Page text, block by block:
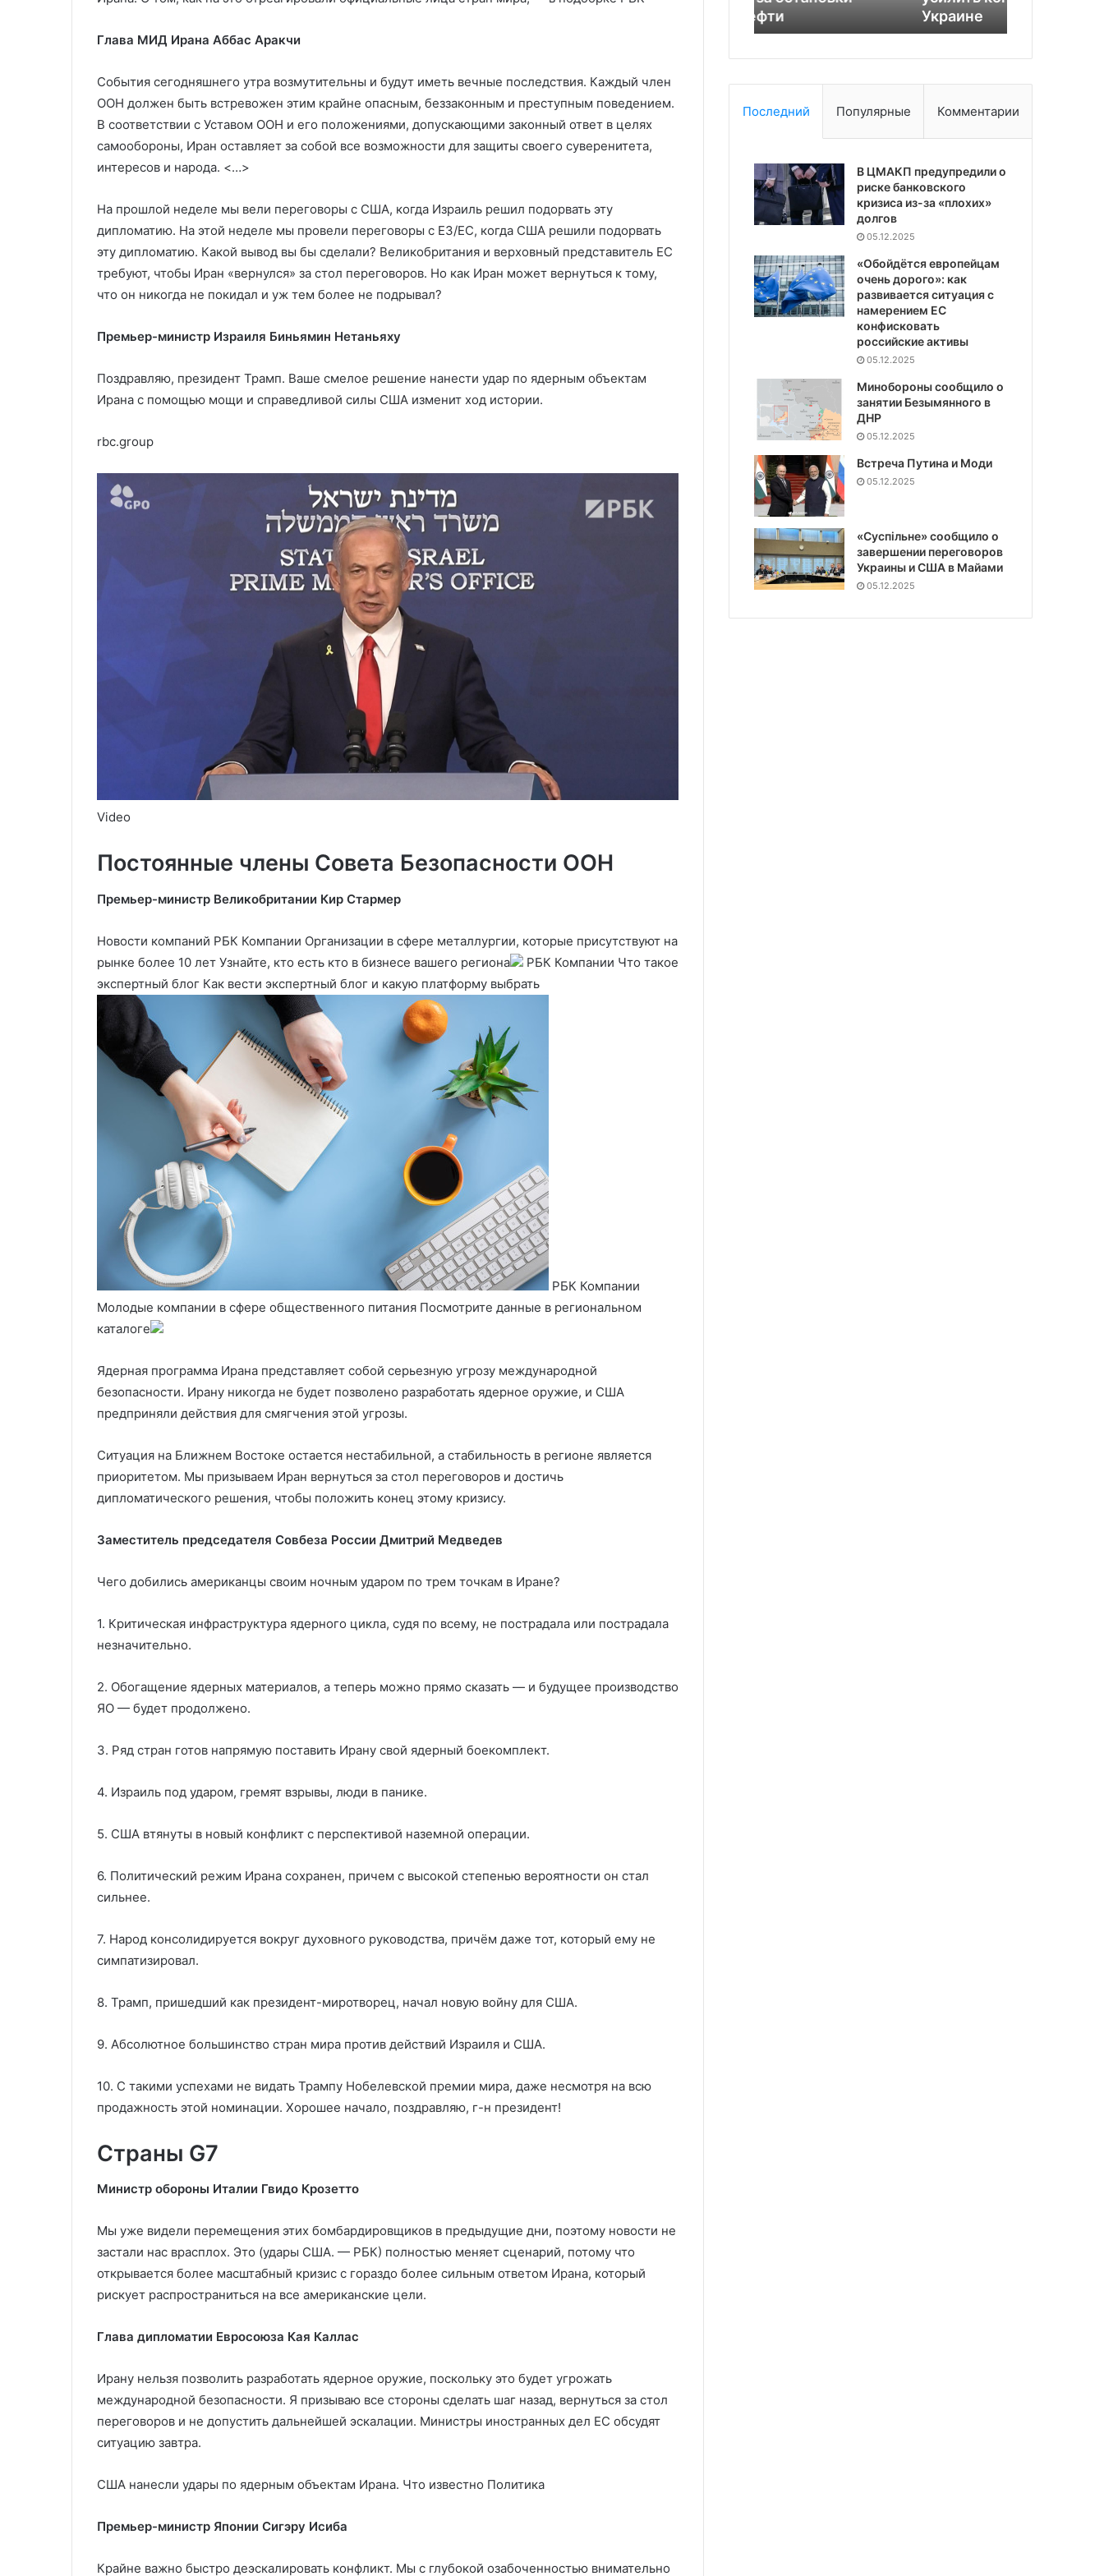
Глава МИД Ирана Аббас Аракчи
События сегодняшнего утра возмутительны и будут иметь вечные последствия. Каждый член
ООН должен быть встревожен этим крайне опасным, беззаконным и преступным поведением.
В соответствии с Уставом ООН и его положениями, допускающими законный ответ в целях
самообороны, Иран оставляет за собой все возможности для защиты своего суверенитета,
интересов и народа. <…>
На прошлой неделе мы вели переговоры с США, когда Израиль решил подорвать эту
дипломатию. На этой неделе мы провели переговоры с E3/ЕС, когда США решили подорвать
эту дипломатию. Какой вывод вы бы сделали? Великобритания и верховный представитель ЕС
требуют, чтобы Иран «вернулся» за стол переговоров. Но как Иран может вернуться к тому,
что он никогда не покидал и уж тем более не подрывал?
Премьер-министр Израиля Биньямин Нетаньяху
Поздравляю, президент Трамп. Ваше смелое решение нанести удар по ядерным объектам
Ирана с помощью мощи и справедливой силы США изменит ход истории.
rbc.group
Video
Постоянные члены Совета Безопасности ООН
Премьер-министр Великобритании Кир Стармер
Новости компаний РБК Компании Организации в сфере металлургии, которые присутствуют на
рынке более 10 лет Узнайте, кто есть кто в бизнесе вашего региона
РБК Компании Что такое
экспертный блог Как вести экспертный блог и какую платформу выбрать
РБК Компании
Молодые компании в сфере общественного питания Посмотрите данные в региональном
каталоге
Ядерная программа Ирана представляет собой серьезную угрозу международной
безопасности. Ирану никогда не будет позволено разработать ядерное оружие, и США
предприняли действия для смягчения этой угрозы.
Ситуация на Ближнем Востоке остается нестабильной, а стабильность в регионе является
приоритетом. Мы призываем Иран вернуться за стол переговоров и достичь
дипломатического решения, чтобы положить конец этому кризису.
Заместитель председателя Совбеза России Дмитрий Медведев
Чего добились американцы своим ночным ударом по трем точкам в Иране?
1. Критическая инфраструктура ядерного цикла, судя по всему, не пострадала или пострадала
незначительно.
2. Обогащение ядерных материалов, а теперь можно прямо сказать — и будущее производство
ЯО — будет продолжено.
3. Ряд стран готов напрямую поставить Ирану свой ядерный боекомплект.
4. Израиль под ударом, гремят взрывы, люди в панике.
5. США втянуты в новый конфликт с перспективой наземной операции.
6. Политический режим Ирана сохранен, причем с высокой степенью вероятности он стал
сильнее.
7. Народ консолидируется вокруг духовного руководства, причём даже тот, который ему не
симпатизировал.
8. Трамп, пришедший как президент-миротворец, начал новую войну для США.
9. Абсолютное большинство стран мира против действий Израиля и США.
10. С такими успехами не видать Трампу Нобелевской премии мира, даже несмотря на всю
продажность этой номинации. Хорошее начало, поздравляю, г-н президент!
Страны G7
Министр обороны Италии Гвидо Крозетто
Мы уже видели перемещения этих бомбардировщиков в предыдущие дни, поэтому новости не
застали нас врасплох. Это (удары США. — РБК) полностью меняет сценарий, потому что
открывается более масштабный кризис c гораздо более сильным ответом Ирана, который
рискует распространиться на все американские цели.
Глава дипломатии Евросоюза Кая Каллас
Ирану нельзя позволить разработать ядерное оружие, поскольку это будет угрожать
международной безопасности. Я призываю все стороны сделать шаг назад, вернуться за стол
переговоров и не допустить дальнейшей эскалации. Министры иностранных дел ЕС обсудят
ситуацию завтра.
США нанесли удары по ядерным объектам Ирана. Что известно Политика
Премьер-министр Японии Сигэру Исиба
Крайне важно быстро деэскалировать конфликт. Мы с глубокой озабоченностью внимательно
Украине
Последний Популярные Комментарии
В ЦМАКП предупредили о
риске банковского
кризиса из-за «плохих»
долгов
05.12.2025
«Обойдётся европейцам
очень дорого»: как
развивается ситуация с
намерением ЕС
конфисковать
российские активы
05.12.2025
Минобороны сообщило о
занятии Безымянного в
ДНР
05.12.2025
Встреча Путина и Моди
05.12.2025
«Суспiльне» сообщило о
завершении переговоров
Украины и США в Майами
05.12.2025